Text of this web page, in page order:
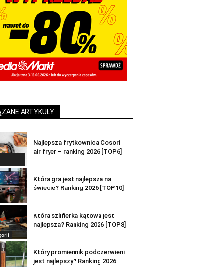
ARTYKUŁY
Najlepsza frytkownica Cosori
air fryer – ranking 2026 [TOP6]
Która gra jest najlepsza na
świecie? Ranking 2026 [TOP10]
Która szlifierka kątowa jest
najlepsza? Ranking 2026 [TOP8]
Który promiennik podczerwieni
jest najlepszy? Ranking 2026